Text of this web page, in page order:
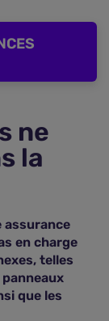
ne
la
assurance
en charge
telles
que les